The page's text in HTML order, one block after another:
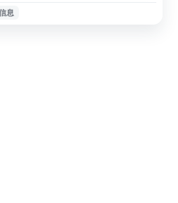
适合用户通过导航站快速访问与查询。导航
接、基础信息和访问入口，帮助用户更便
息